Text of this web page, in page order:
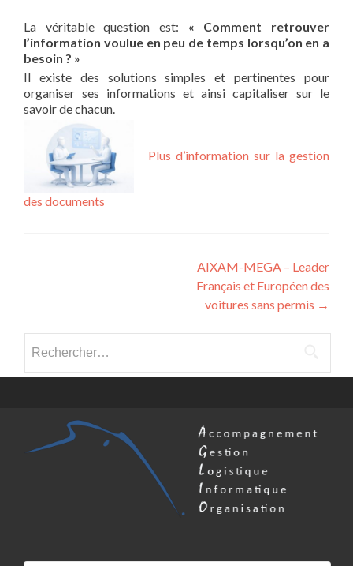
La véritable question est: « Comment retrouver
l’information voulue en peu de temps lorsqu’on en a
besoin ? »
Il existe des solutions simples et pertinentes pour
organiser ses informations et ainsi capitaliser sur le
savoir de chacun.
Plus d’information sur la gestion
des documents
AIXAM-MEGA – Leader
Français et Européen des
voitures sans permis →